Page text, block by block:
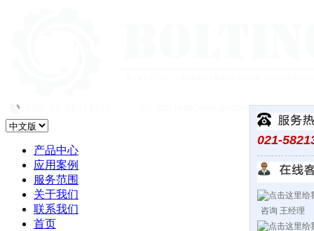
产品中心
应用案例
服务范围
关于我们
联系我们
首页
021-
咨询 王经理